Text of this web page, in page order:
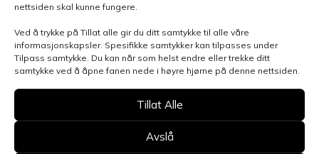
nettsiden skal kunne fungere.
Ved å trykke på Tillat alle gir du ditt samtykke til alle våre
informasjonskapsler. Spesifikke samtykker kan tilpasses under
Tilpass samtykke. Du kan når som helst endre eller trekke ditt
samtykke ved å åpne fanen nede i høyre hjørne på denne nettsiden.
Tillat Alle
Avslå